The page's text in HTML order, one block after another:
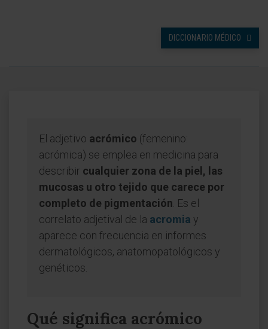
DICCIONARIO MÉDICO
El adjetivo acrómico (femenino:
acrómica) se emplea en medicina para
describir cualquier zona de la piel, las
mucosas u otro tejido que carece por
completo de pigmentación . Es el
correlato adjetival de la acromia y
aparece con frecuencia en informes
dermatológicos, anatomopatológicos y
genéticos.
Qué significa acrómico